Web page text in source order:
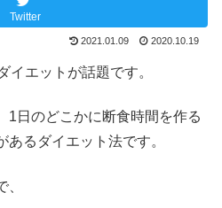
Twitter
2021.01.09 2020.10.19
イエットが話題です。
1日のどこかに断食時間を作る
るダイエット法です。